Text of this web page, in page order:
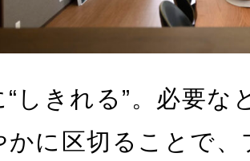
“しきれる”。必要な
かに区切ることで